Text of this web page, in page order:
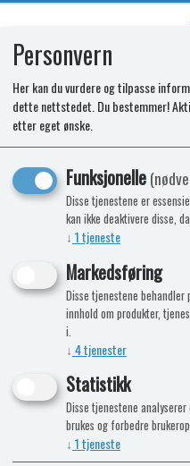
SPARES KIT -
SENSORS. FAN,
Personvern
Her kan du vurdere og tilpasse
dette nettstedet. Du bestemmer!
etter eget ønske.
Funksjonelle
Disse tjenestene er
kan ikke deaktivere disse,
↓ 1tjeneste
Markedsføring
Disse tjenestene
innhold om produkter,
i.
↓ 4tjenester
Statistikk
Disse tjenestene
brukes og forbedre
↓ 1tjeneste